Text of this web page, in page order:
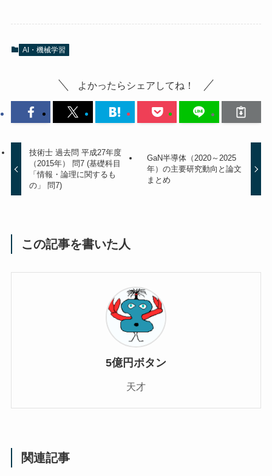
AI・機械学習
よかったらシェアしてね！
技術士 過去問 平成27年度
（2015年） 問7 (基礎科目
「情報・論理に関するも
の」 問7)
GaN半導体（2020～2025
年）の主要研究動向と論文
まとめ
この記事を書いた人
5億円ボタン
天才
関連記事